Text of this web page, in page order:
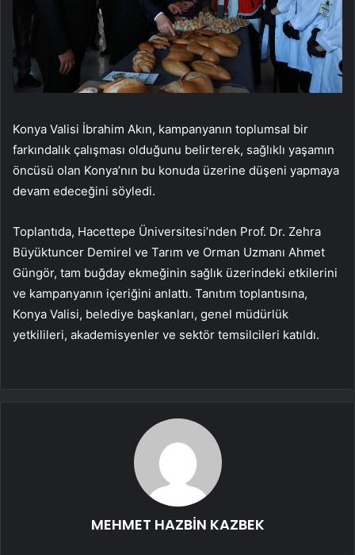
Konya Valisi İbrahim Akın, kampanyanın toplumsal bir
farkındalık çalışması olduğunu belirterek, sağlıklı yaşamın
öncüsü olan Konya’nın bu konuda üzerine düşeni yapmaya
devam edeceğini söyledi.
Toplantıda, Hacettepe Üniversitesi’nden Prof. Dr. Zehra
Büyüktuncer Demirel ve Tarım ve Orman Uzmanı Ahmet
Güngör, tam buğday ekmeğinin sağlık üzerindeki etkilerini
ve kampanyanın içeriğini anlattı. Tanıtım toplantısına,
Konya Valisi, belediye başkanları, genel müdürlük
yetkilileri, akademisyenler ve sektör temsilcileri katıldı.
MEHMET HAZBİN KAZBEK